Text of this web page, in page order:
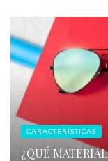
CARACTERÍSTICAS
¿QUÉ